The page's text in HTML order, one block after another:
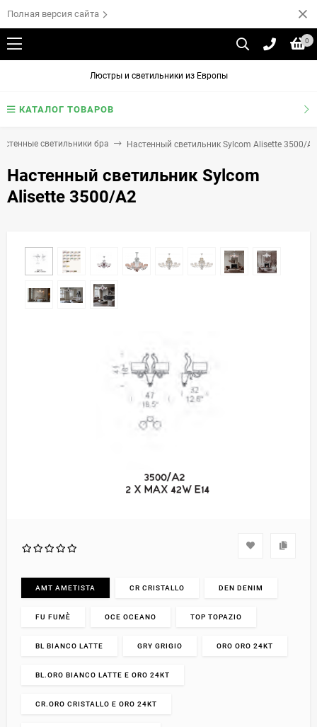
Полная версия сайта
0
Люстры и светильники из Европы
КАТАЛОГ ТОВАРОВ
светильники бра Настенный светильник Sylcom Alisette 3500/A2
Настенный светильник Sylcom
Alisette 3500/A2
AMT AMETISTA CR CRISTALLO DEN DENIM
FU FUMÈ OCE OCEANO TOP TOPAZIO
BL BIANCO LATTE GRY GRIGIO ORO ORO 24KT
BL.ORO BIANCO LATTE E ORO 24KT
CR.ORO CRISTALLO E ORO 24KT